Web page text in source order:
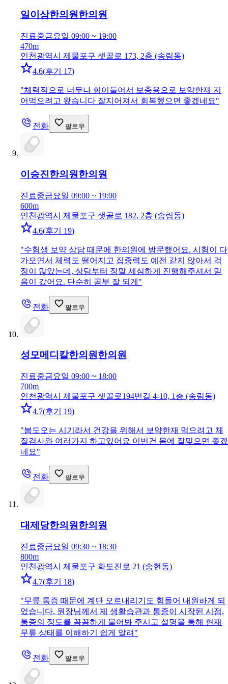
일이삼한의원한의원
진료중금요일 09:00 ~ 19:00
470m
인천광역시 제물포구 샛골로 173, 2층 (송림동)
4.6(후기 17)
"체력적으로 너무나 힘이들어서 보충용으로 보약한재 지
어먹으려고 왔습니다 잘지어져서 회복했으면 좋겠네요"
전화 팔로우
이승진한의원 한의원
진료중금요일 09:00 ~ 19:00
600m
인천광역시 제물포구 샛골로 182, 2층 (송림동)
4.6(후기 19)
"수험생 보약 상담 때문에 한의원에 방문했어요. 시험이 다
가오면서 체력도 떨어지고 집중력도 예전 같지 않아서 걱
정이 많았는데, 상담부터 정말 세심하게 진행해주셔서 믿
음이 갔어요. 단순히 공부 잘 되게 "
전화 팔로우
성모메디칼한의원한의원
진료중금요일 09:00 ~ 18:00
700m
인천광역시 제물포구 샛골로194번길 4-10, 1층 (송림동)
4.7(후기 19)
"봄도오는 시기라서 건강을 위해서 보약한재 먹으려고 체
질검사와 여러가지 하고있어요 이번건 몸에 잘맞으면 좋겠
네요"
전화 팔로우
대제당한의원 한의원
진료중금요일 09:30 ~ 18:30
800m
인천광역시 제물포구 화도진로 21 (송현동)
4.7(후기 18)
"무릎 통증 때문에 계단 오르내리기도 힘들어 내원하게 되
었습니다. 원장님께서 제 생활습관과 통증이 시작된 시점,
통증의 정도를 꼼꼼하게 물어봐 주시고 설명을 통해 현재
무릎 상태를 이해하기 쉽게 알려 "
전화 팔로우